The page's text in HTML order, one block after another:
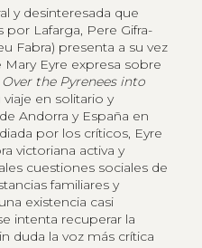
y desinteresada que
por Lafarga, Pere Gifra-
Fabra) presenta a su vez
Eyre expresa sobre
Over the Pyrenees into
viaje en solitario y
Andorra y España en
por los críticos, Eyre
victoriana activa y
cuestiones sociales de
familiares y
existencia casi
intenta recuperar la
duda la voz más crítica